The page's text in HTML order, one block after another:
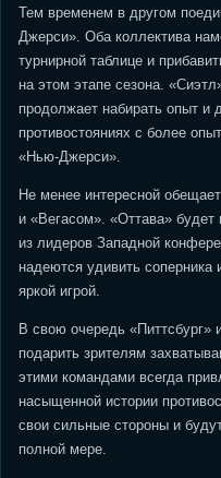
Тем временем в другом
Джерси». Оба коллектива
турнирной таблице и
на этом этапе сезона.
продолжает набирать опыт и
противостояниях с более
«Нью-Джерси».
Не менее интересной
и «Вегасом». «Оттава»
из лидеров Западной
надеются удивить соперника
яркой игрой.
В свою очередь «Питтсбург»
подарить зрителям
этими командами всегда
насыщенной истории
свои сильные стороны и
полной мере.